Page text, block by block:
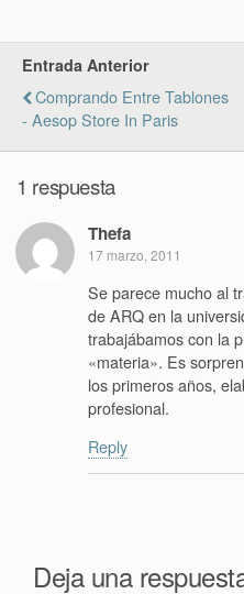
Entrada Anterior
Comprando Entre Tablones
- Aesop Store In Paris
1 respuesta
Thefa
17 marzo, 2011
Se parece mucho al
de ARQ en la
trabajábamos con la
«materia». Es
los primeros años,
profesional.
Reply
Deja una